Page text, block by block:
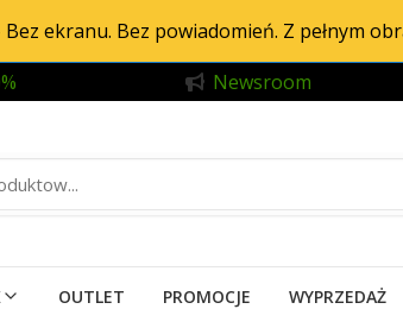
ekranu. Bez powiadomień. Z pełnym
Newsroom
OUTLET PROMOCJE WYPRZEDAŻ